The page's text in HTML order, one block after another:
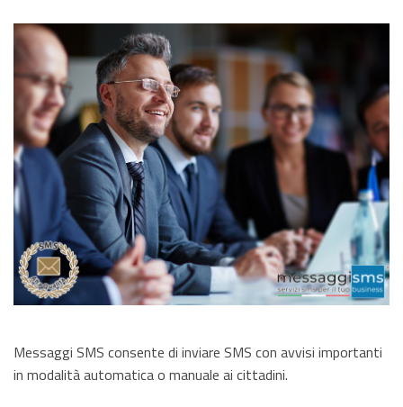
Messaggi SMS consente di inviare SMS con avvisi importanti
in modalità automatica o manuale ai cittadini.